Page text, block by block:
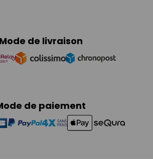
de paiement
Mode de livraison